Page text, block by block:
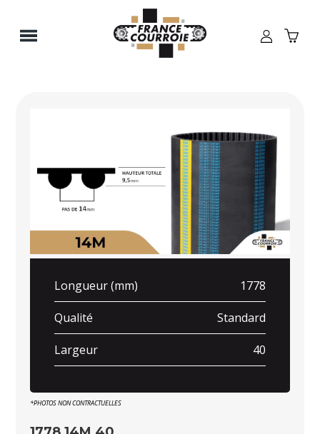
Longueur (mm) 1778
Qualité Standard
Largeur 40
*PHOTOS NON CONTRACTUELLES
Panneau de gestion des cookies